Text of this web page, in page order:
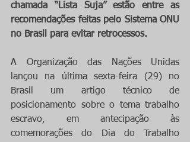
chamada “Lista Suja” estão entre as
recomendações feitas pelo Sistema ONU
no Brasil para evitar retrocessos.
A Organização das Nações Unidas
lançou na última sexta-feira (29) no
Brasil um artigo técnico de
posicionamento sobre o tema trabalho
escravo, em antecipação às
comemorações do Dia do Trabalho